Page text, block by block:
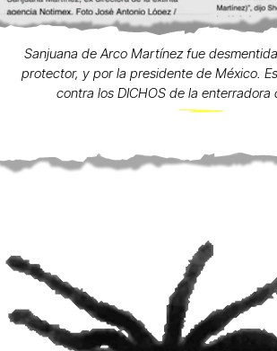
Sanjuana de Arco Martínez fue
protector, y por la presidente de México.
contra los DICHOS de la enterradora